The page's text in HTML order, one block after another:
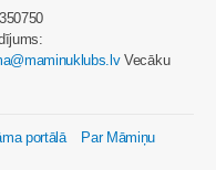
Vecāku
portālā
Par Māmiņu